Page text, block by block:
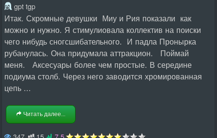
gpt tgp
Итак. Скромные девушки Миу и Рия показали как
можно и нужно. Я стимулиовала коллектив на поиски
чего нибудь сногсшибательного. И падла Пронырка
рубанулась. Она придумала аттракцион. Поймай
меня. Аксесуары более чем простые. В середине
подиума столб. Через него заводится хромированная
цепь ...
Читать далее...